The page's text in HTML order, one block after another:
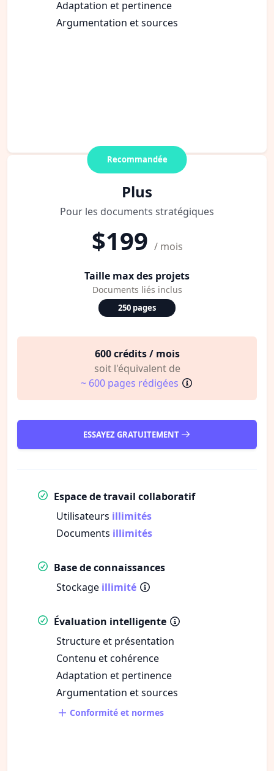
Adaptation et pertinence
Argumentation et sources
Recommandée
Plus
Pour les documents stratégiques
$199 / mois
Taille max des projets
Documents liés inclus
250 pages
600 crédits / mois
soit l'équivalent de
~ 600 pages rédigées
ESSAYEZ GRATUITEMENT
Espace de travail collaboratif
Utilisateurs illimités
Documents illimités
Base de connaissances
Stockage illimité
Évaluation intelligente
Structure et présentation
Contenu et cohérence
Adaptation et pertinence
Argumentation et sources
Conformité et normes